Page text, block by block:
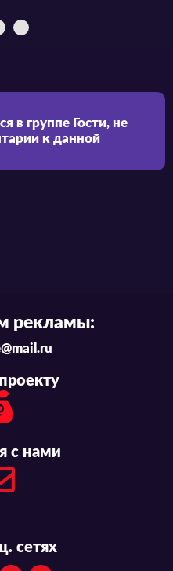
в группе Гости, не
к данной
рекламы:
с нами
сетях